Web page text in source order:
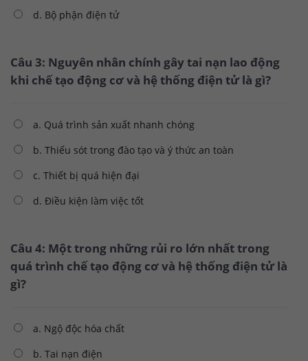
d. Bộ phận điện tử
Câu 3: Nguyên nhân chính gây tai nạn lao động
khi chế tạo động cơ và hệ thống điện tử là gì?
a. Quá trình sản xuất nhanh chóng
b. Thiếu sót trong đào tạo và ý thức an toàn
c. Thiết bị quá hiện đại
d. Điều kiện làm việc tốt
Câu 4: Một trong những rủi ro lớn nhất trong
quá trình chế tạo động cơ và hệ thống điện tử là
gì?
a. Ngộ độc hóa chất
b. Tai nạn điện